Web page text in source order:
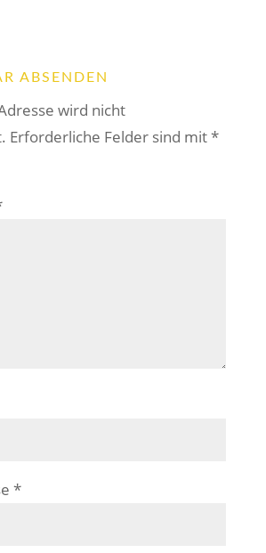
ABSENDEN
wird nicht
Erforderliche Felder sind mit*
*